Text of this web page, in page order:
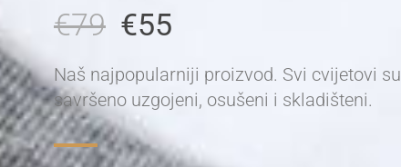
€79 €55
Naš najpopularniji proizvod. Svi cvijetovi su
savršeno uzgojeni, osušeni i skladišteni.